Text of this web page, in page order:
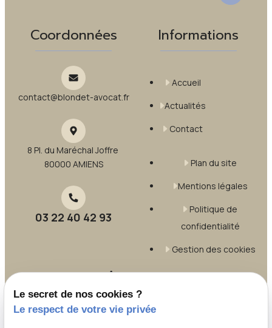
Coordonnées
contact@blondet-avocat.fr
8 Pl. du Maréchal Joffre
80000 AMIENS
03 22 40 42 93
Informations
Accueil
Actualités
Contact
Plan du site
Mentions légales
Politique de
confidentialité
Gestion des cookies
A propos
Maître Marc BLONDET, avocat à Abbeville et
Le secret de nos cookies ?
Le respect de votre vie privée